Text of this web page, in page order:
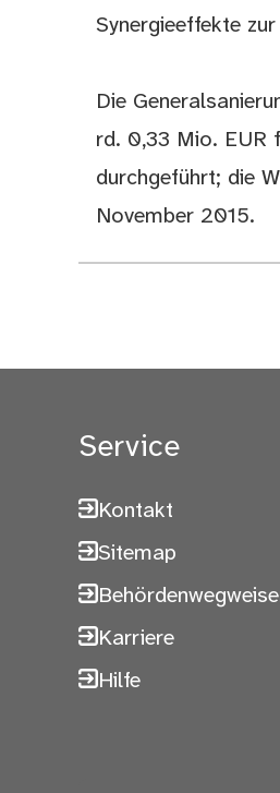
Synergieeffekte
Die
rd. 0,33 Mio. EUR
durchgeführt; die
November 2015.
Service
Kontakt
Sitemap
Karriere
Hilfe